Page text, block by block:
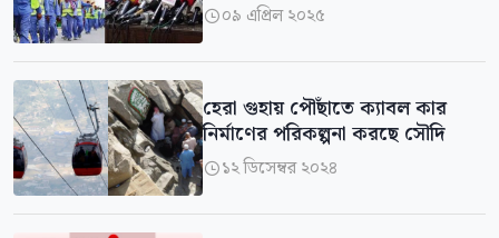
০৯ এপ্রিল ২০২৫
হেরা গুহায় পৌঁছাতে ক্যাবল কার
নির্মাণের পরিকল্পনা করছে সৌদি
১২ ডিসেম্বর ২০২৪